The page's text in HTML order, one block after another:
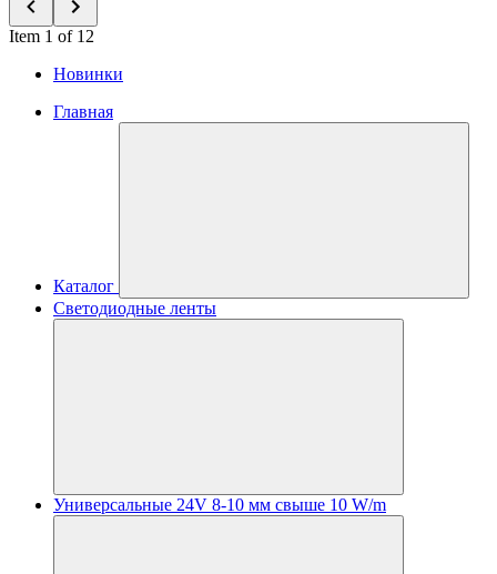
Item 1 of 12
Новинки
Главная
Каталог
Светодиодные ленты
Универсальные 24V 8-10 мм свыше 10 W/m